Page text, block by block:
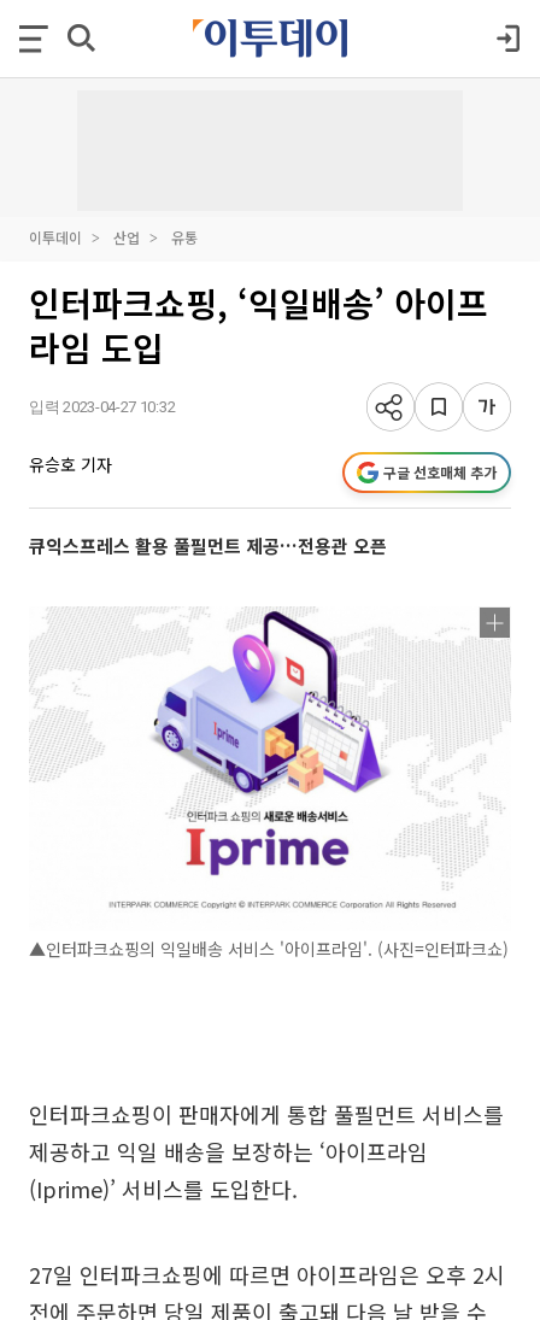
이투데이 산업 유통
인터파크쇼핑, ‘익일배송’ 아이프
라임 도입
입력 2023-04-27 10:32
유승호 기자 구글 선호매체 추가
큐익스프레스 활용 풀필먼트 제공…전용관 오픈
▲인터파크쇼핑의 익일배송 서비스 '아이프라임'. (사진=인터파크쇼)
인터파크쇼핑이 판매자에게 통합 풀필먼트 서비스를
제공하고 익일 배송을 보장하는 ‘아이프라임
(Iprime)’ 서비스를 도입한다.
27일 인터파크쇼핑에 따르면 아이프라임은 오후 2시
전에 주문하면 당일 제품이 출고돼 다음 날 받을 수